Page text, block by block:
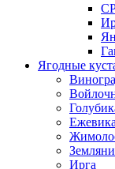
Ягодные
Ежевика
Ирга